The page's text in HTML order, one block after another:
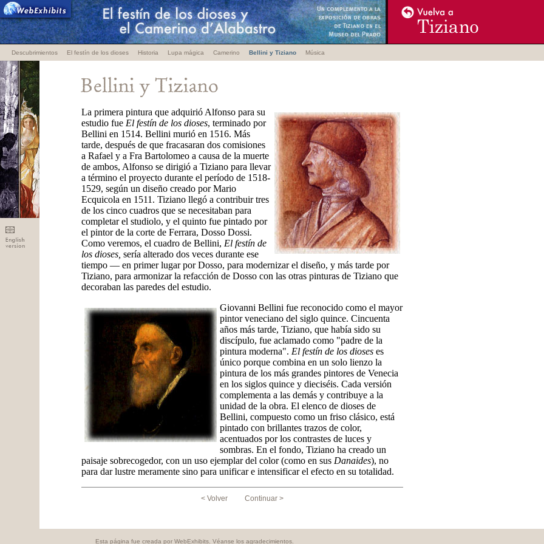
Descubrimientos El festín de los dioses Historia Lupa mágica Camerino Bellini y Tiziano Música
La primera pintura que adquirió Alfonso para su
estudio fue El festín de los dioses, terminado por
Bellini en 1514. Bellini murió en 1516. Más
tarde, después de que fracasaran dos comisiones
a Rafael y a Fra Bartolomeo a causa de la muerte
de ambos, Alfonso se dirigió a Tiziano para llevar
a término el proyecto durante el período de 1518-
1529, según un diseño creado por Mario
Ecquicola en 1511. Tiziano llegó a contribuir tres
de los cinco cuadros que se necesitaban para
completar el studiolo, y el quinto fue pintado por
el pintor de la corte de Ferrara, Dosso Dossi.
Como veremos, el cuadro de Bellini, El festín de
los dioses, sería alterado dos veces durante ese
tiempo — en primer lugar por Dosso, para modernizar el diseño, y más tarde por
Tiziano, para armonizar la refacción de Dosso con las otras pinturas de Tiziano que
decoraban las paredes del estudio.
Giovanni Bellini fue reconocido como el mayor
pintor veneciano del siglo quince. Cincuenta
años más tarde, Tiziano, que había sido su
discípulo, fue aclamado como "padre de la
pintura moderna". El festín de los dioses es
único porque combina en un solo lienzo la
pintura de los más grandes pintores de Venecia
en los siglos quince y dieciséis. Cada versión
complementa a las demás y contribuye a la
unidad de la obra. El elenco de dioses de
Bellini, compuesto como un friso clásico, está
pintado con brillantes trazos de color,
acentuados por los contrastes de luces y
sombras. En el fondo, Tiziano ha creado un
paisaje sobrecogedor, con un uso ejemplar del color (como en sus Danaides), no
para dar lustre meramente sino para unificar e intensificar el efecto en su totalidad.
< Volver Continuar >
Esta página fue creada por WebExhibits. Véanse los agradecimientos.